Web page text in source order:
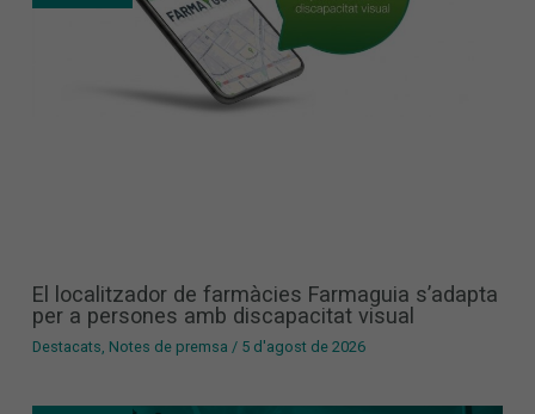
El localitzador de farmàcies Farmaguia s’adapta
per a persones amb discapacitat visual
Destacats Notes de premsa / 5 d'agost de 2026